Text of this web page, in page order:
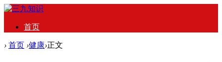
首页
› 首页 ›健康›正文